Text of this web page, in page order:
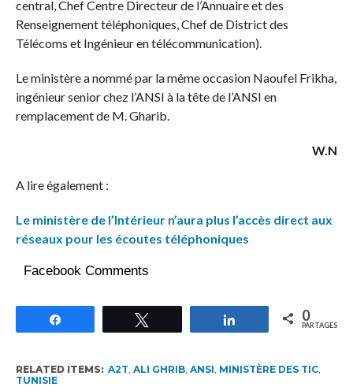
central, Chef Centre Directeur de l’Annuaire et des
Renseignement téléphoniques, Chef de District des
Télécoms et Ingénieur en télécommunication).
Le ministère a nommé par la même occasion Naoufel Frikha,
ingénieur senior chez l’ANSI à la tête de l’ANSI en
remplacement de M. Gharib.
W.N
A lire également :
Le ministère de l’Intérieur n’aura plus l’accès direct aux
réseaux pour les écoutes téléphoniques
Facebook Comments
Partagez 0
PARTAGES
RELATED ITEMS: A2T, ALI GHRIB, ANSI, MINISTÈRE DES TIC,
TUNISIE